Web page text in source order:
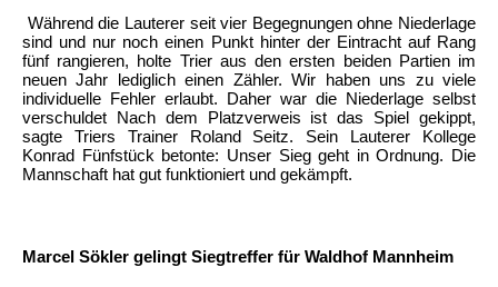
Während die Lauterer seit vier Begegnungen ohne Niederlage
sind und nur noch einen Punkt hinter der Eintracht auf Rang
fünf rangieren, holte Trier aus den ersten beiden Partien im
neuen Jahr lediglich einen Zähler. Wir haben uns zu viele
individuelle Fehler erlaubt. Daher war die Niederlage selbst
verschuldet Nach dem Platzverweis ist das Spiel gekippt,
sagte Triers Trainer Roland Seitz. Sein Lauterer Kollege
Konrad Fünfstück betonte: Unser Sieg geht in Ordnung. Die
Mannschaft hat gut funktioniert und gekämpft.
Marcel Sökler gelingt Siegtreffer für Waldhof Mannheim